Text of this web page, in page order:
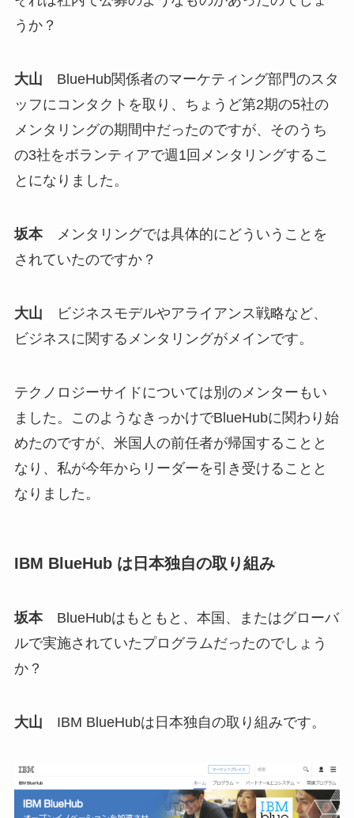
うか？
大山 BlueHub関係者のマーケティング部門のスタ
ッフにコンタクトを取り、ちょうど第2期の5社の
メンタリングの期間中だったのですが、そのうち
の3社をボランティアで週1回メンタリングするこ
とになりました。
坂本メンタリングでは具体的にどういうことを
されていたのですか？
大山 ビジネスモデルやアライアンス戦略など、
ビジネスに関するメンタリングがメインです。
テクノロジーサイドについては別のメンターもい
ました。このようなきっかけでBlueHubに関わり始
めたのですが、米国人の前任者が帰国することと
なり、私が今年からリーダーを引き受けることと
なりました。
IBM BlueHub は日本独自の取り組み
坂本BlueHubはもともと、本国、またはグローバ
ルで実施されていたプログラムだったのでしょう
か？
大山 IBM BlueHubは日本独自の取り組みです。